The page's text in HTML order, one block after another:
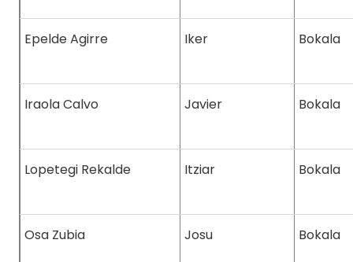
Epelde Agirre Iker Bokala
Iraola Calvo Javier Bokala
Lopetegi Rekalde Itziar Bokala
Osa Zubia Josu Bokala